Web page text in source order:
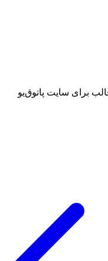
برای سایت پاتوق‌یو